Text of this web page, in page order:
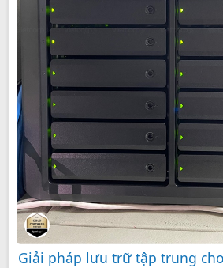
Giải pháp lưu trữ tập trung